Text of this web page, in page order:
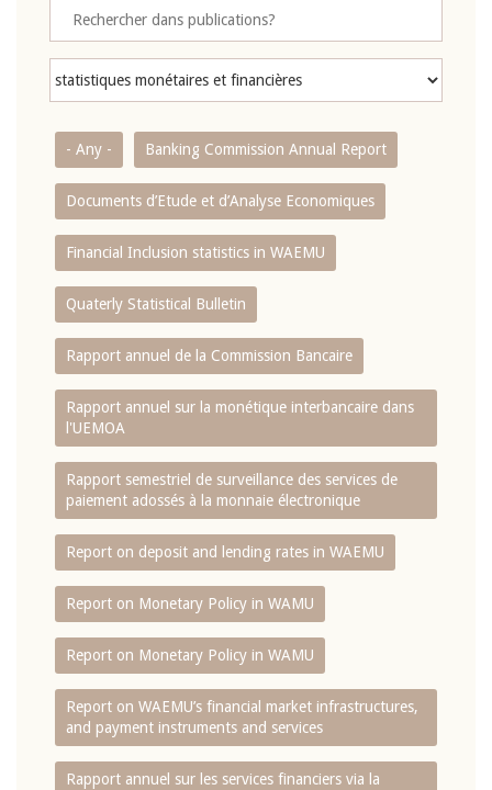
- Any - Banking Commission Annual Report
Documents d’Etude et d’Analyse Economiques
Financial Inclusion statistics in WAEMU
Quaterly Statistical Bulletin
Rapport annuel de la Commission Bancaire
Rapport annuel sur la monétique interbancaire dans
l'UEMOA
Rapport semestriel de surveillance des services de
paiement adossés à la monnaie électronique
Report on deposit and lending rates in WAEMU
Report on Monetary Policy in WAMU
Report on Monetary Policy in WAMU
Report on WAEMU’s financial market infrastructures,
and payment instruments and services
Rapport annuel sur les services financiers via la